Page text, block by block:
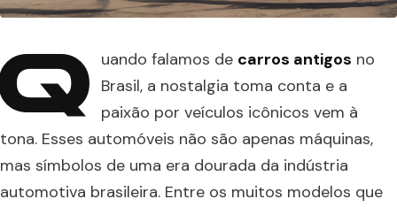
uando falamos de carros antigos no
Brasil, a nostalgia toma conta e a
paixão por veículos icônicos vem à
tona. Esses automóveis não são apenas máquinas,
mas símbolos de uma era dourada da indústria
automotiva brasileira. Entre os muitos modelos que